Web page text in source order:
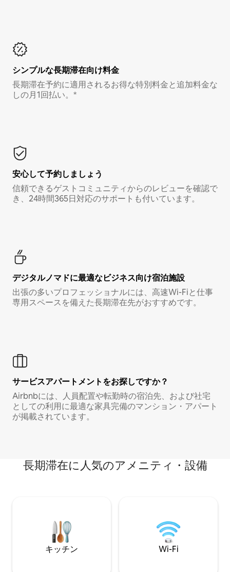
シンプルな長期滞在向け料金
長期滞在予約に適用されるお得な特別料金と追加料金な
しの月1回払い。*
安心して予約しましょう
信頼できるゲストコミュニティからのレビューを確認で
き、24時間365日対応のサポートも付いています。
デジタルノマド⁠に最⁠適⁠なビ⁠ジ⁠ネ⁠ス⁠向⁠け宿⁠泊⁠施⁠設
出張の多いプロフェッショナルには、高速Wi-Fiと仕事
専用スペースを備えた長期滞在先がおすすめです。
サービスアパートメントをお探しですか？
Airbnbには、人員配置や転勤時の宿泊先、および社宅
としての利用に最適な家具完備のマンション・アパート
が掲載されています。
長期滞在に人気のアメニティ・設備
キッチン Wi-Fi